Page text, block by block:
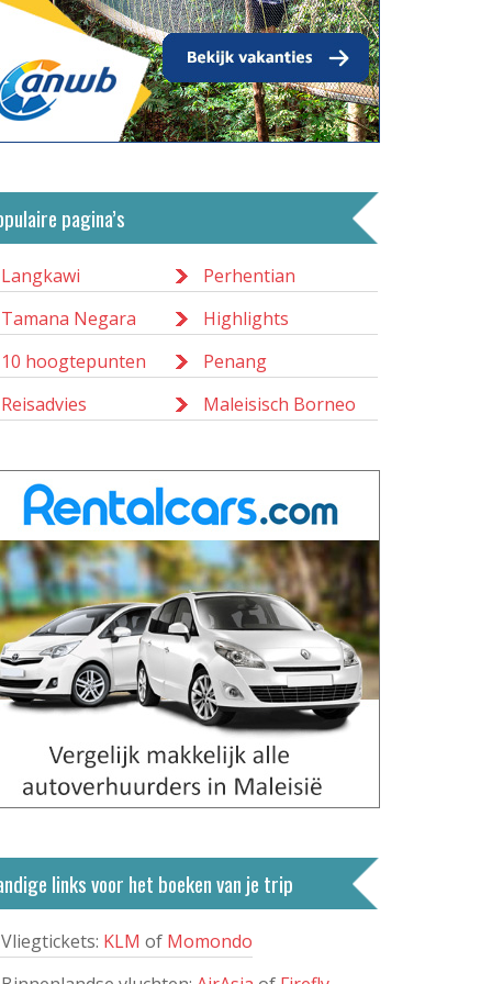
pagina’s
Langkawi
Perhentian
Tamana Negara
Highlights
10 hoogtepunten
Penang
Reisadvies
Maleisisch Borneo
links voor het boeken van je trip
Vliegtickets: KLM of Momondo